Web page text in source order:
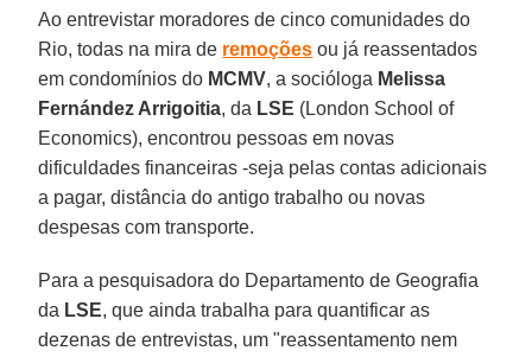
Ao entrevistar moradores de cinco comunidades do
Rio, todas na mira de remoções ou já reassentados
em condomínios do MCMV, a socióloga Melissa
Fernández Arrigoitia, da LSE (London School of
Economics), encontrou pessoas em novas
dificuldades financeiras -seja pelas contas adicionais
a pagar, distância do antigo trabalho ou novas
despesas com transporte.
Para a pesquisadora do Departamento de Geografia
da LSE, que ainda trabalha para quantificar as
dezenas de entrevistas, um "reassentamento nem